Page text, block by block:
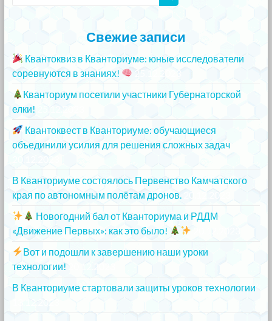
Свежие записи
Квантоквиз в Кванториуме: юные исследователи
соревнуются в знаниях!
25.12.2023
Кванториум посетили участники Губернаторской
елки!
Квантоквест в Кванториуме: обучающиеся
объединили усилия для решения сложных задач
В Кванториуме состоялось Первенство Камчатского
края по автономным полётам дронов.
Новогодний бал от Кванториума и РДДМ
«Движение Первых»: как это было!
Вот и подошли к завершению наши уроки
технологии!
В Кванториуме стартовали защиты уроков технологии